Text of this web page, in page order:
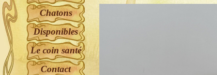
Chatons
Disponibles
Le coin santé
Contact